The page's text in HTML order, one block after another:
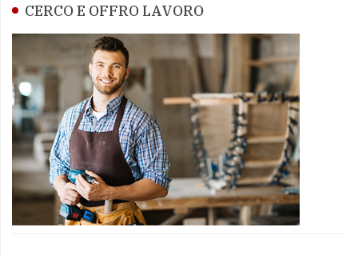
CERCO E OFFRO LAVORO